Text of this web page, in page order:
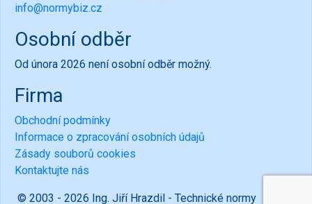
info@normybiz.cz
Osobní odběr
Od února 2026 není osobní odběr možný.
Firma
Obchodní podmínky
Informace o zpracování osobních údajů
Zásady souborů cookies
Kontaktujte nás
© 2003 - 2026 Ing. Jiří Hrazdil - Technické normy